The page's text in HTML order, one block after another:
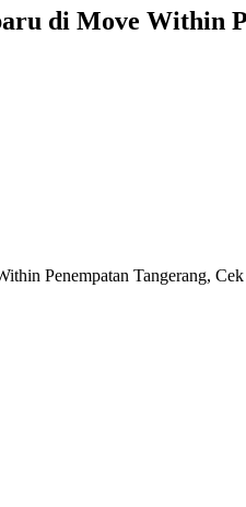
di Move Within
Penempatan Tangerang,